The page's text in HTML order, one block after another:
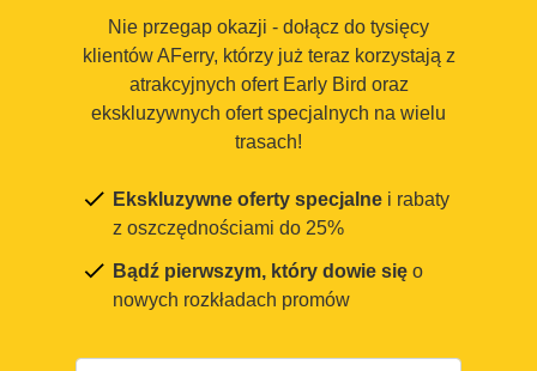
Nie przegap okazji - dołącz do tysięcy
klientów AFerry, którzy już teraz korzystają z
atrakcyjnych ofert Early Bird oraz
ekskluzywnych ofert specjalnych na wielu
trasach!
Ekskluzywne oferty specjalne i rabaty
z oszczędnościami do 25%
Bądź pierwszym, który dowie się o
nowych rozkładach promów